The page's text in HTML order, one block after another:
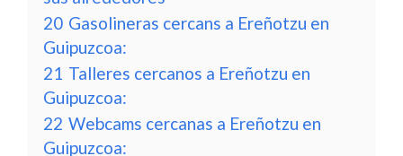
20 Gasolineras cercans a Ereñotzu en
Guipuzcoa:
21 Talleres cercanos a Ereñotzu en
Guipuzcoa:
22 Webcams cercanas a Ereñotzu en
Guipuzcoa: